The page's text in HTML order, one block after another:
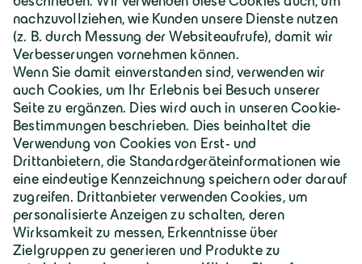
Deutschland | Deutsch
Geiger Gruppe